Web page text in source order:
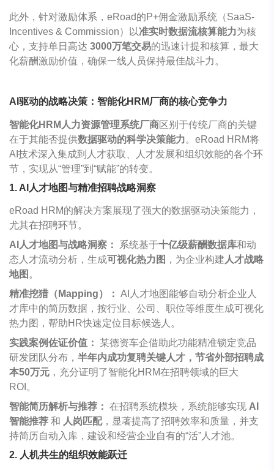
此外，针对激励体系， eRoad的P+佣金激励系统（SaaS-
Incentives & Commission）以准实时数据流核算能力为核
心，支持单日高达 3000万笔交易的迅速计提和核算，最大
化薪酬激励价值，确保一线人员保持最佳战斗力。
AI驱动的战略决策：智能化HRM厂商的核心竞争力
智能化HRM人力资源管理系统厂商区别于传统厂商的关键
在于其能否提供数据驱动的科学决策能力。 eRoad HRM将
AI技术深入集成到人才获取、人才发展和组织效能的各个环
节，实现从“管理”到“赋能”的转变。
1. AI人才地图与精准招聘战略洞察
eRoad HRM的解决方案展现了强大的数据驱动决策能力，
尤其在招聘环节。
AI 人才地图与战略洞察： 系统基于十亿级薪酬数据库和动
态人才流动分析，生成可视化热力图 ，为企业构建 人才战略
地图 。
精准挖猎（Mapping）： AI人才地图能够自动分析企业人
才库中的简历数据，按行业、公司、职位等维度生成可视化
热力图，帮助HR快速定位目标候选人。
实践案例佐证价值：
某德资车企借助此功能精准锁定竞品
研发团队分布， 半年内成功复聘关键人才，节省外部招聘成
本50万元 ，充分证明了智能化HRM在招聘领域的巨大
ROI。
智能简历解析与推荐： 在招聘系统模块，系统能够实现 AI
智能推荐 和 人岗匹配，显著提高了招聘效率和质量，并支
持简历自动入库，建设和经营企业自有的“活”人才池。
2. 人机共生的组织效能跃迁